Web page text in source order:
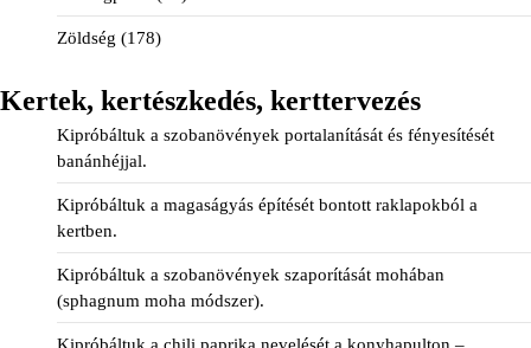
Zöldség (178)
Kertek, kertészkedés, kerttervezés
Kipróbáltuk a szobanövények portalanítását és fényesítését
banánhéjjal.
Kipróbáltuk a magaságyás építését bontott raklapokból a
kertben.
Kipróbáltuk a szobanövények szaporítását mohában
(sphagnum moha módszer).
Kipróbáltuk a chili paprika nevelését a konyhapulton –